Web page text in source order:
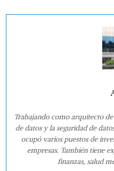
Trabajando como arquitecto
de datos y la seguridad de
ocupó varios puestos de
empresas. También tiene
finanzas, salud